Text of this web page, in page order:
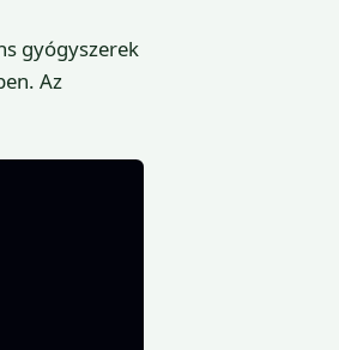
gyógyszerek
Az